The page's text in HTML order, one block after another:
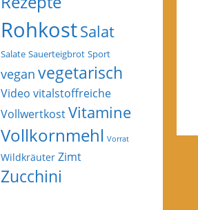
RohkostSalat
Salate Sauerteigbrot Sport
vegan vegetarisch
Video vitalstoffreiche
VollwertkostVitamine
Vollkornmehl Vorrat
Wildkräuter Zimt
Zucchini